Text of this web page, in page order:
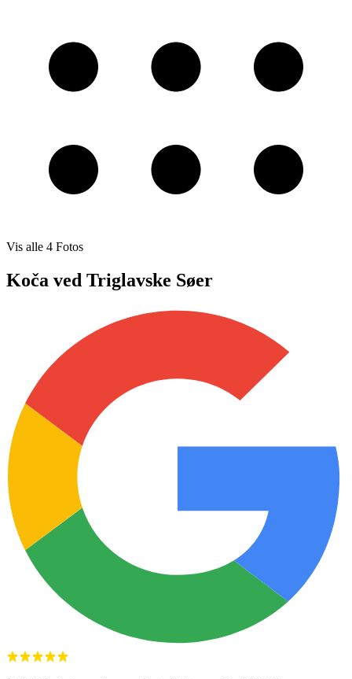
Vis alle 4 Fotos
Koča ved Triglavske Søer